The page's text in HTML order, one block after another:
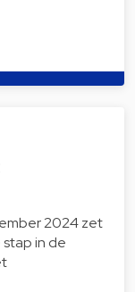
2024 zet
in de